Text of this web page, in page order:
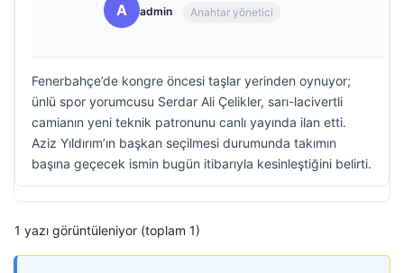
A admin Anahtar yönetici
Fenerbahçe’de kongre öncesi taşlar yerinden oynuyor;
ünlü spor yorumcusu Serdar Ali Çelikler, sarı-lacivertli
camianın yeni teknik patronunu canlı yayında ilan etti.
Aziz Yıldırım’ın başkan seçilmesi durumunda takımın
başına geçecek ismin bugün itibarıyla kesinleştiğini belirti.
1 yazı görüntüleniyor (toplam 1)